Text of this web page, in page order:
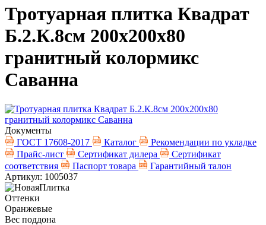
Тротуарная плитка Квадрат
Б.2.К.8см 200х200х80
гранитный колормикс
Саванна
Документы
ГОСТ 17608-2017
Каталог
Рекомендации по укладке
Прайс-лист
Сертификат дилера
Сертификат
соответствия
Паспорт товара
Гарантийный талон
Артикул: 1005037
Оттенки
Оранжевые
Вес поддона